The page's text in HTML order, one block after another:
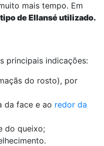
mais tempo. Em
de Ellansé utilizado.
principais indicações:
do rosto), por
da face e ao redor da
do queixo;